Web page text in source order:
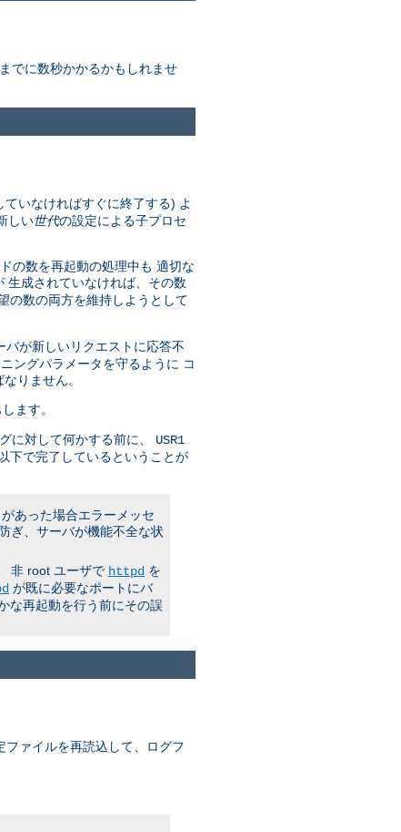
でに数秒かかるかもしれませ
いなければすぐに終了する) よ
しい世代の設定による子プロセ
の数を再起動の処理中も 適切な
生成されていなければ、その数
の数の両方を維持しようとして
が新しいリクエストに応答不
ングパラメータを守るように コ
りません。
ます。
に対して何かする前に、 USR1
下で完了しているということが
あった場合エラーメッセ
ぎ、サーバが機能不全な状
非 root ユーザで httpd を
が既に必要なポートにバ
な再起動を行う前にその誤
ァイルを再読込して、ログフ